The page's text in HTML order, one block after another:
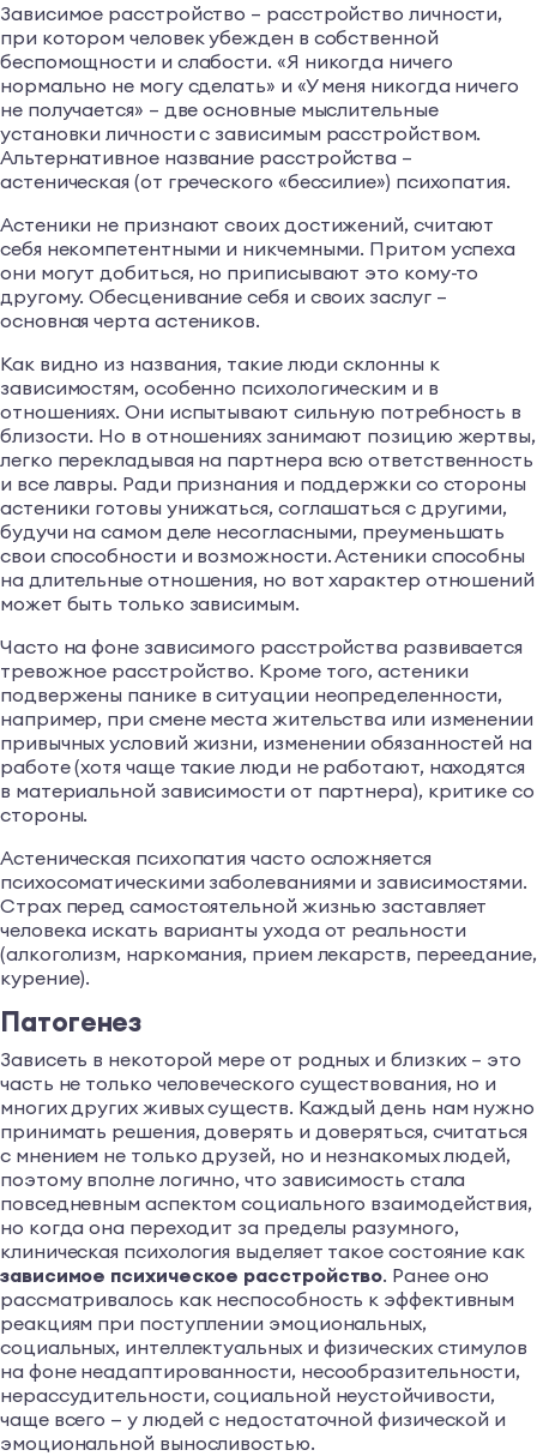
Зависимое расстройство – расстройство личности,
при котором человек убежден в собственной
беспомощности и слабости. «Я никогда ничего
нормально не могу сделать» и «У меня никогда ничего
не получается» – две основные мыслительные
установки личности с зависимым расстройством.
Альтернативное название расстройства –
астеническая (от греческого «бессилие») психопатия.
Астеники не признают своих достижений, считают
себя некомпетентными и никчемными. Притом успеха
они могут добиться, но приписывают это кому-то
другому. Обесценивание себя и своих заслуг –
основная черта астеников.
Как видно из названия, такие люди склонны к
зависимостям, особенно психологическим и в
отношениях. Они испытывают сильную потребность в
близости. Но в отношениях занимают позицию жертвы,
легко перекладывая на партнера всю ответственность
и все лавры. Ради признания и поддержки со стороны
астеники готовы унижаться, соглашаться с другими,
будучи на самом деле несогласными, преуменьшать
свои способности и возможности. Астеники способны
на длительные отношения, но вот характер отношений
может быть только зависимым.
Часто на фоне зависимого расстройства развивается
тревожное расстройство. Кроме того, астеники
подвержены панике в ситуации неопределенности,
например, при смене места жительства или изменении
привычных условий жизни, изменении обязанностей на
работе (хотя чаще такие люди не работают, находятся
в материальной зависимости от партнера), критике со
стороны.
Астеническая психопатия часто осложняется
психосоматическими заболеваниями и зависимостями.
Страх перед самостоятельной жизнью заставляет
человека искать варианты ухода от реальности
(алкоголизм, наркомания, прием лекарств, переедание,
курение).
Патогенез
Зависеть в некоторой мере от родных и близких – это
часть не только человеческого существования, но и
многих других живых существ. Каждый день нам нужно
принимать решения, доверять и доверяться, считаться
с мнением не только друзей, но и незнакомых людей,
поэтому вполне логично, что зависимость стала
повседневным аспектом социального взаимодействия,
но когда она переходит за пределы разумного,
клиническая психология выделяет такое состояние как
зависимое психическое расстройство. Ранее оно
рассматривалось как неспособность к эффективным
реакциям при поступлении эмоциональных,
социальных, интеллектуальных и физических стимулов
на фоне неадаптированности, несообразительности,
нерассудительности, социальной неустойчивости,
чаще всего — у людей с недостаточной физической и
эмоциональной выносливостью.